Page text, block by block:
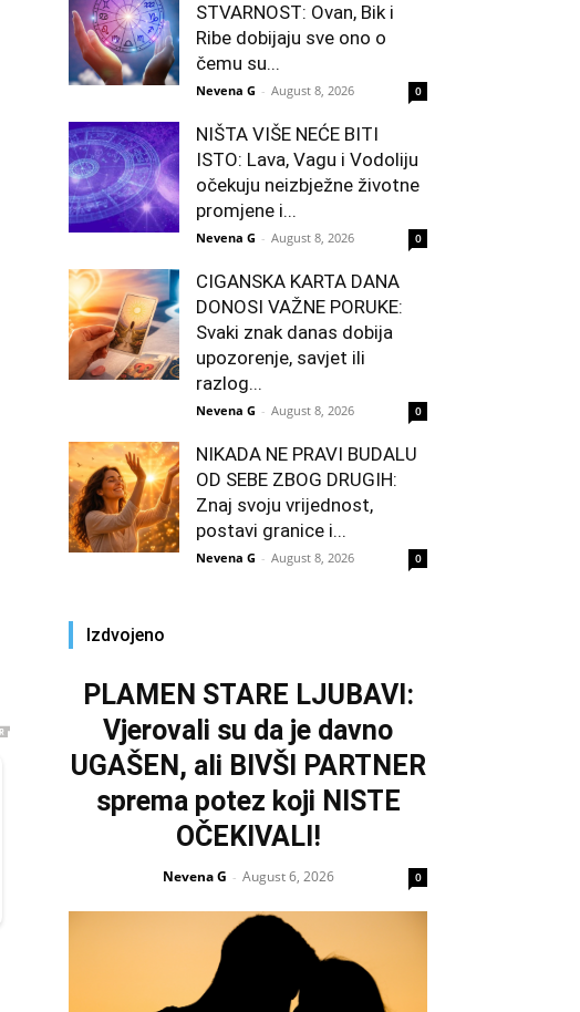
STVARNOST: Ovan, Bik i
Ribe dobijaju sve ono o
čemu su...
Nevena G - August 8, 2026 0
NIŠTA VIŠE NEĆE BITI
ISTO: Lava, Vagu i Vodoliju
očekuju neizbježne životne
promjene i...
Nevena G - August 8, 2026 0
CIGANSKA KARTA DANA
DONOSI VAŽNE PORUKE:
Svaki znak danas dobija
upozorenje, savjet ili
razlog...
Nevena G - August 8, 2026 0
NIKADA NE PRAVI BUDALU
OD SEBE ZBOG DRUGIH:
Znaj svoju vrijednost,
postavi granice i...
Nevena G - August 8, 2026 0
Izdvojeno
PLAMEN STARE LJUBAVI:
Vjerovali su da je davno
UGAŠEN, ali BIVŠI PARTNER
sprema potez koji NISTE
OČEKIVALI!
Nevena G - August 6, 2026 0